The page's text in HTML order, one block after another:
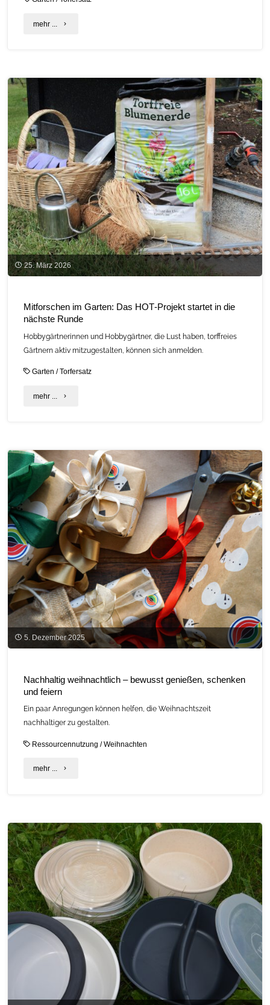
mehr ... "Torffreie
dem
Stadtplatz
in
Straubing"
25. März 2026
Mitforschen im Garten: Das HOT‑Projekt startet in die
nächste Runde
Hobbygärtnerinnen und Hobbygärtner, die Lust haben, torffreies
Gärtnern aktiv mitzugestalten, können sich anmelden.
Garten /Torfersatz
mehr ... "Mitforschen
Das
HOT‑Projekt
startet
in
die
nächste
Runde"
5. Dezember 2025
Nachhaltig weihnachtlich – bewusst genießen, schenken
und feiern
Ein paar Anregungen können helfen, die Weihnachtszeit
nachhaltiger zu gestalten.
Ressourcennutzung /Weihnachten
mehr ... "Nachhaltig
bewusst
genießen,
und
feiern"